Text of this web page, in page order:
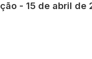
- 15 de abril de